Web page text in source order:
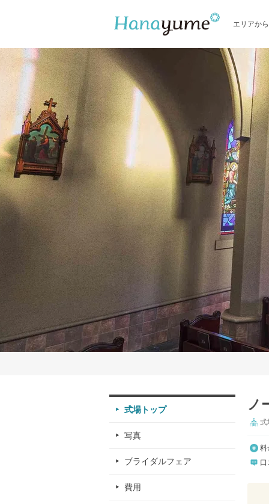
エリアか
式場トップ
写真
ブライダルフェア
費用
ノ
式
料
口